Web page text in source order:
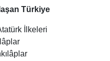
Türkiye
İlkeleri